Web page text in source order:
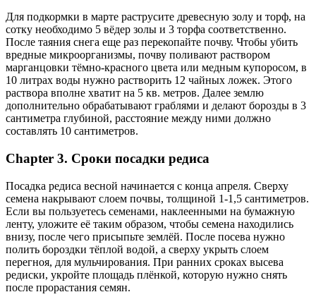
Для подкормки в марте раструсите древесную золу и торф, на
сотку необходимо 5 вёдер золы и 3 торфа соответственно.
После таяния снега еще раз перекопайте почву. Чтобы убить
вредные микроорганизмы, почву поливают раствором
марганцовки тёмно-красного цвета или медным купоросом, в
10 литрах воды нужно растворить 12 чайных ложек. Этого
раствора вполне хватит на 5 кв. метров. Далее землю
дополнительно обрабатывают граблями и делают борозды в 3
сантиметра глубиной, расстояние между ними должно
составлять 10 сантиметров.
Chapter 3. Сроки посадки редиса
Посадка редиса весной начинается с конца апреля. Сверху
семена накрывают слоем почвы, толщиной 1-1,5 сантиметров.
Если вы пользуетесь семенами, наклеенными на бумажную
ленту, уложите её таким образом, чтобы семена находились
внизу, после чего присыпьте землёй. После посева нужно
полить бороздки тёплой водой, а сверху укрыть слоем
перегноя, для мульчирования. При ранних сроках высева
редиски, укройте площадь плёнкой, которую нужно снять
после прорастания семян.